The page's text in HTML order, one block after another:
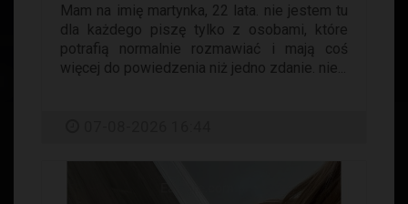
Mam na imię martynka, 22 lata. nie jestem tu
dla każdego piszę tylko z osobami, które
potrafią normalnie rozmawiać i mają coś
więcej do powiedzenia niż jedno zdanie. nie...